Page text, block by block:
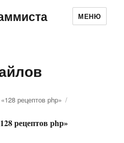
МЕНЮ
рецептов php»
рецептов php»